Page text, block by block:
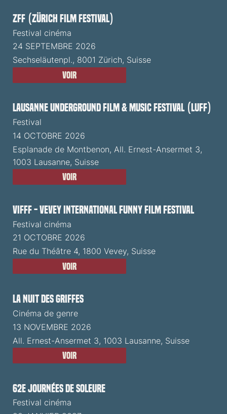
ZFF (Zürich Film Festival)
Festival cinéma
24 SEPTEMBRE 2026
Sechseläutenpl., 8001 Zürich, Suisse
Voir
Lausanne Underground Film & Music Festival (LUFF)
Festival
14 OCTOBRE 2026
Esplanade de Montbenon, All. Ernest-Ansermet 3,
1003 Lausanne, Suisse
Voir
VIFFF - Vevey International Funny Film Festival
Festival cinéma
21 OCTOBRE 2026
Rue du Théâtre 4, 1800 Vevey, Suisse
Voir
La Nuit des Griffes
Cinéma de genre
13 NOVEMBRE 2026
All. Ernest-Ansermet 3, 1003 Lausanne, Suisse
Voir
62e Journées de Soleure
Festival cinéma